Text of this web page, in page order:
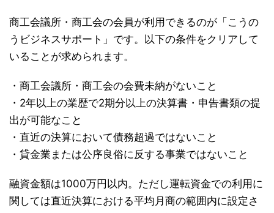
商工会議所・商工会の会員が利用できるのが「こうの
うビジネスサポート」です。以下の条件をクリアして
いることが求められます。
・商工会議所・商工会の会費未納がないこと
・2年以上の業歴で2期分以上の決算書・申告書類の提
出が可能なこと
・直近の決算において債務超過ではないこと
・貸金業または公序良俗に反する事業ではないこと
融資金額は1000万円以内。ただし運転資金での利用に
関しては直近決算における平均月商の範囲内に設定さ